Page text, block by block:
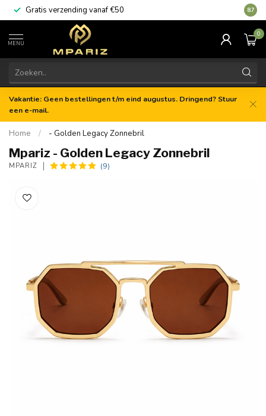
Gratis verzending vanaf €50 8.7
MENU
0
Vakantie: Geen bestellingen t/m eind augustus. Dringend? Stuur
een e-mail.
Home / - Golden Legacy Zonnebril
Mpariz - Golden Legacy Zonnebril
MPARIZ (9)